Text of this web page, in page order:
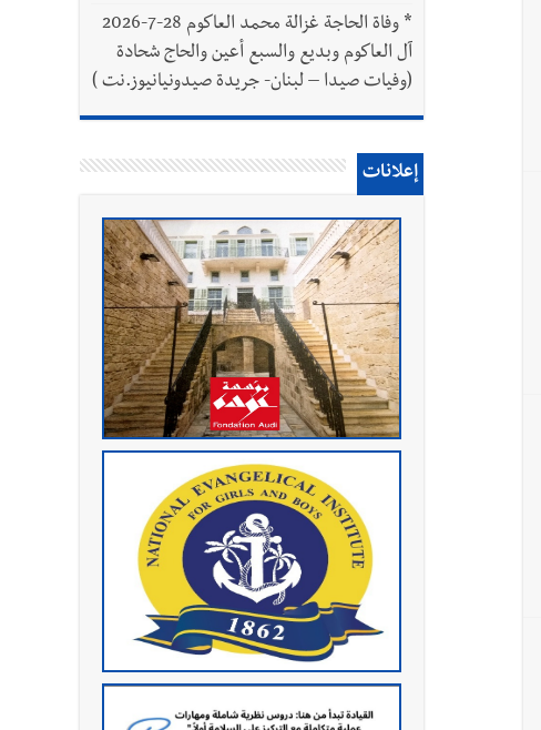
*
وفاة الحاجة غزالة محمد العاكوم 28-7-2026
آل العاكوم وبديع والسبع أعين والحاج شحادة
(وفيات صيدا – لبنان- جريدة صيدونيانيوز.نت )
إعلانات